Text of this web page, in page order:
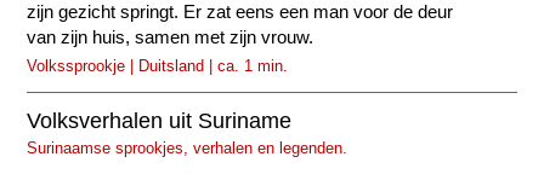
zijn gezicht springt. Er zat eens een man voor de deur
van zijn huis, samen met zijn vrouw.
Volkssprookje | Duitsland | ca. 1 min.
Volksverhalen uit Suriname
Surinaamse sprookjes, verhalen en legenden.